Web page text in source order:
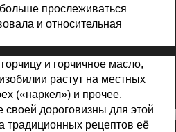
прослеживаться
и относительная
и горчичное масло,
растут на местных
(«наркел») и прочее.
дороговизны для этой
традиционных рецептов её